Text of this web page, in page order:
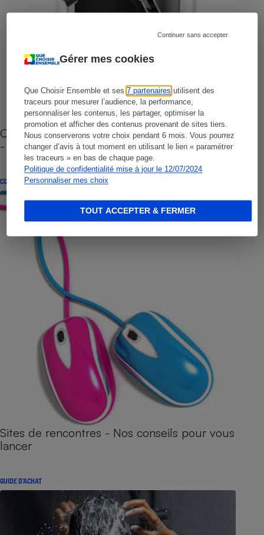
Gérer mes cookies
Que Choisir Ensemble et ses7 partenaires utilisent des
traceurs pour mesurer l’audience, la performance,
personnaliser les contenus, les partager, optimiser la
promotion et afficher des contenus provenant de sites tiers.
Nous conserverons votre choix pendant 6 mois. Vous pourrez
changer d’avis à tout moment en utilisant le lien « paramétrer
les traceurs » en bas de chaque page.
Politique de confidentialité mise à jour le 12/07/2024
Personnaliser mes choix
Continuer sans accepter
TOUT ACCEPTER & FERMER
Cafetière à capsules zéro déchet CoffeeB (vidéo)
- Premières impressions
CONSEILS
Sites de rencontres - Nos conseils pour vous
lancer
GUIDE D'ACHAT